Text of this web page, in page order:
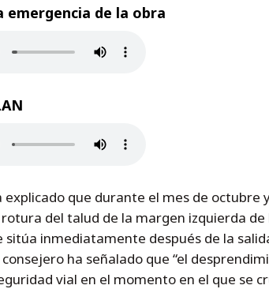
emergencia de la obra
explicado que durante el mes de octubre
del talud de la margen izquierda
sitúa inmediatamente después de la
consejero ha señalado que “el
vial en el momento en el que se